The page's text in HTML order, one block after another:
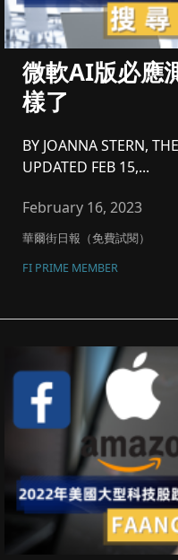
微軟AI版必應
樣了
BY JOANNA STERN,
UPDATED FEB 15,...
February 16, 2023
華爾街日報（免費試閱）
FI PRIME MEMBER